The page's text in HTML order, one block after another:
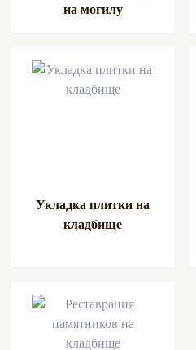
на могилу
Укладка плитки на
кладбище